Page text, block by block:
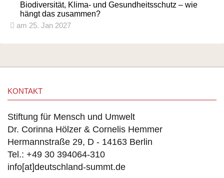
Biodiversität, Klima- und Gesundheitsschutz – wie
hängt das zusammen?
am 25. Jan 2027
KONTAKT
Stiftung für Mensch und Umwelt
Dr. Corinna Hölzer & Cornelis Hemmer
Hermannstraße 29, D - 14163 Berlin
Tel.: +49 30 394064-310
info[at]deutschland-summt.de